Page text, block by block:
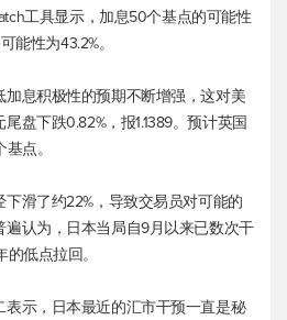
工具显示，加息50个基点的可能性
能性为43.2%。
息积极性的预期不断增强，这对美
尾盘下跌0.82%，报1.1389。预计英国
点。
滑了约22%，导致交易员对可能的
认为，日本当局自9月以来已数次干
低点拉回。
表示，日本最近的汇市干预一直是秘